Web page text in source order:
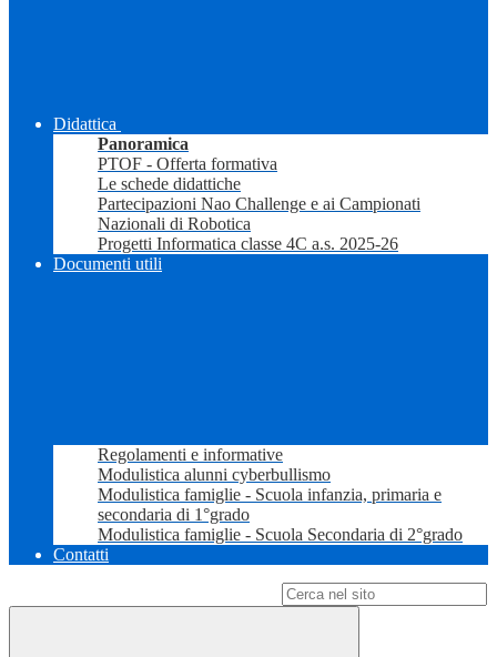
Didattica
Panoramica
PTOF - Offerta formativa
Le schede didattiche
Partecipazioni Nao Challenge e ai Campionati
Nazionali di Robotica
Progetti Informatica classe 4C a.s. 2025-26
Documenti utili
Regolamenti e informative
Modulistica alunni cyberbullismo
Modulistica famiglie - Scuola infanzia, primaria e
secondaria di 1°grado
Modulistica famiglie - Scuola Secondaria di 2°grado
Contatti